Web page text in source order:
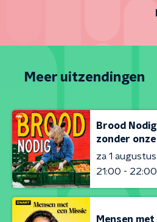
Meer uitzendingen
Brood
zonder
za 1 augustus
21:00 - 22:00
Mensen